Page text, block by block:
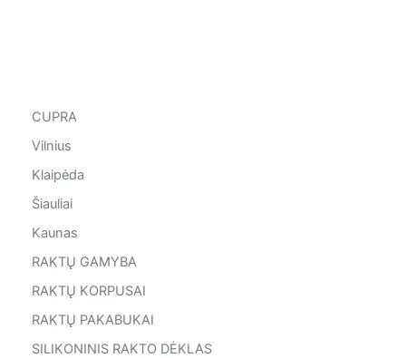
CUPRA
Vilnius
Klaipėda
Šiauliai
Kaunas
RAKTŲ GAMYBA
RAKTŲ KORPUSAI
RAKTŲ PAKABUKAI
SILIKONINIS RAKTO DĖKLAS